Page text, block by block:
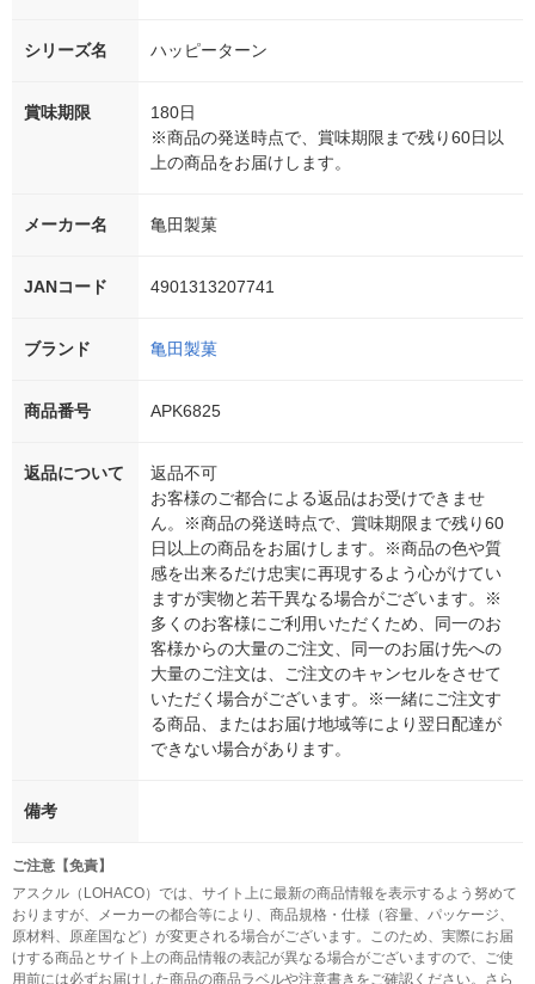
シリーズ名 ハッピーターン
賞味期限
180日
※商品の発送時点で、賞味期限まで残り60日以
上の商品をお届けします。
メーカー名 亀田製菓
JANコード 4901313207741
ブランド 亀田製菓
商品番号 APK6825
返品について
返品不可
お客様のご都合による返品はお受けできませ
ん。※商品の発送時点で、賞味期限まで残り60
日以上の商品をお届けします。※商品の色や質
感を出来るだけ忠実に再現するよう心がけてい
ますが実物と若干異なる場合がございます。※
多くのお客様にご利用いただくため、同一のお
客様からの大量のご注文、同一のお届け先への
大量のご注文は、ご注文のキャンセルをさせて
いただく場合がございます。※一緒にご注文す
る商品、またはお届け地域等により翌日配達が
できない場合があります。
備考
ご注意【免責】
アスクル（LOHACO）では、サイト上に最新の商品情報を表示するよう努めて
おりますが、メーカーの都合等により、商品規格・仕様（容量、パッケージ、
原材料、原産国など）が変更される場合がございます。このため、実際にお届
けする商品とサイト上の商品情報の表記が異なる場合がございますので、ご使
用前には必ずお届けした商品の商品ラベルや注意書きをご確認ください。さら